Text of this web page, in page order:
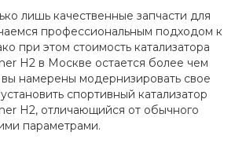
лишь качественные запчасти для
профессиональным подходом к
при этом стоимость катализатора
H2 в Москве остается более чем
намерены модернизировать свое
спортивный катализатор
H2, отличающийся от обычного
параметрами.